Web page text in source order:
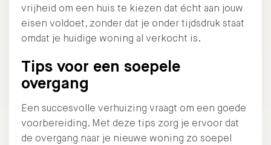
vrijheid om een huis te kiezen dat écht aan jouw
eisen voldoet, zonder dat je onder tijdsdruk staat
omdat je huidige woning al verkocht is.
Tips voor een soepele
overgang
Een succesvolle verhuizing vraagt om een goede
voorbereiding. Met deze tips zorg je ervoor dat
de overgang naar je nieuwe woning zo soepel